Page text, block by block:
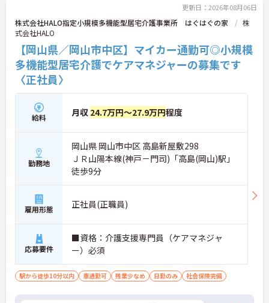
更新日：2026年08月06日
株式会社HALO指定小規模多機能型居宅介護事業所 はぐはぐの家
株
式会社HALO
【岡山県／岡山市中区】マイカー通勤可◎小規模
多機能型居宅介護でケアマネジャーの募集です
〈正社員〉
給料 月収 24.7万円～27.9万円程度
勤務地
岡山県 岡山市中区 高島新屋敷298
ＪＲ山陽本線(神戸－門司)「高島(岡山)駅」
徒歩9分
雇用形態 正社員(正職員)
応募要件
■資格：介護支援専門員（ケアマネジャ
ー）必須
駅から徒歩10分以内 車通勤可 残業少なめ 日勤のみ 社会保険完備